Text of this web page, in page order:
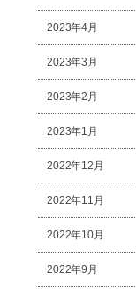
2023年4月
2023年3月
2023年2月
2023年1月
2022年12月
2022年11月
2022年10月
2022年9月